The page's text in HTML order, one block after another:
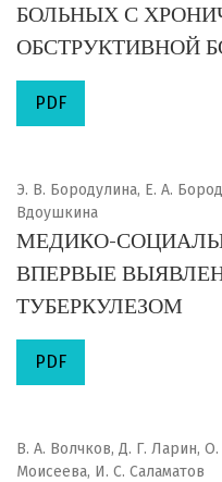
БОЛЬНЫХ С
ОБСТРУКТИВНОЙ
PDF
Э. В. Бородулина, Е. А.
Вдоушкина
МЕДИКО-
ВПЕРВЫЕ
ТУБЕРКУЛЕЗОМ
PDF
В. А. Волчков, Д. Г. Ларин,
Моисеева, И. С. Саламатов